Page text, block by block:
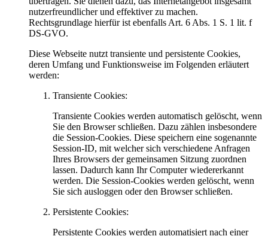
nutzerfreundlicher und effektiver zu machen.
Rechtsgrundlage hierfür ist ebenfalls Art. 6 Abs. 1 S. 1 lit. f
DS-GVO.
Diese Webseite nutzt transiente und persistente Cookies,
deren Umfang und Funktionsweise im Folgenden erläutert
werden:
Transiente Cookies:
Transiente Cookies werden automatisch gelöscht, wenn
Sie den Browser schließen. Dazu zählen insbesondere
die Session-Cookies. Diese speichern eine sogenannte
Session-ID, mit welcher sich verschiedene Anfragen
Ihres Browsers der gemeinsamen Sitzung zuordnen
lassen. Dadurch kann Ihr Computer wiedererkannt
werden. Die Session-Cookies werden gelöscht, wenn
Sie sich ausloggen oder den Browser schließen.
Persistente Cookies:
Persistente Cookies werden automatisiert nach einer